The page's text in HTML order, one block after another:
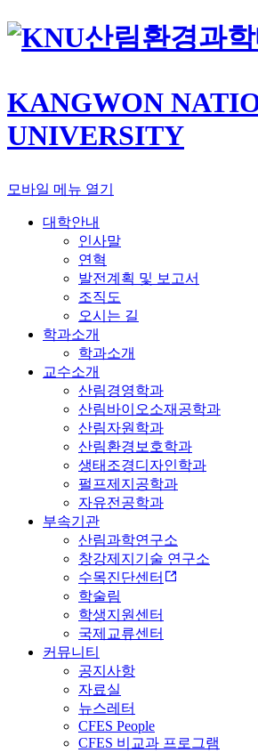
산림환경과
KANGWON
UNIVERSITY
모바일 메뉴 열기
대학안내
인사말
연혁
발전계획 및 보고서
조직도
오시는 길
학과소개
학과소개
교수소개
산림경영학과
산림바이오소재공학과
산림자원학과
산림환경보호학과
생태조경디자인학과
펄프제지공학과
자유전공학과
부속기관
산림과학연구소
창강제지기술 연구소
수목진단센터
학술림
학생지원센터
국제교류센터
커뮤니티
공지사항
자료실
뉴스레터
CFES People
CFES 비교과 프로그램